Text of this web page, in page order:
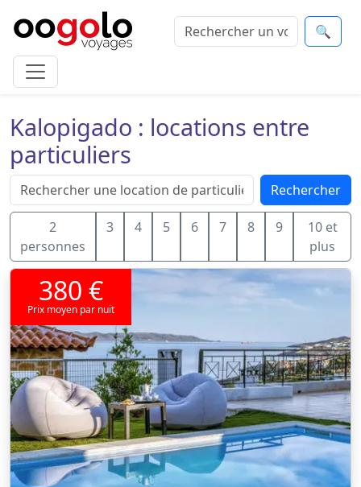
🔍
Kalopigado : locations entre
particuliers
Rechercher
2
personnes
3 4 5 6 7 8 9
10 et
plus
380 €
Prix moyen par nuit